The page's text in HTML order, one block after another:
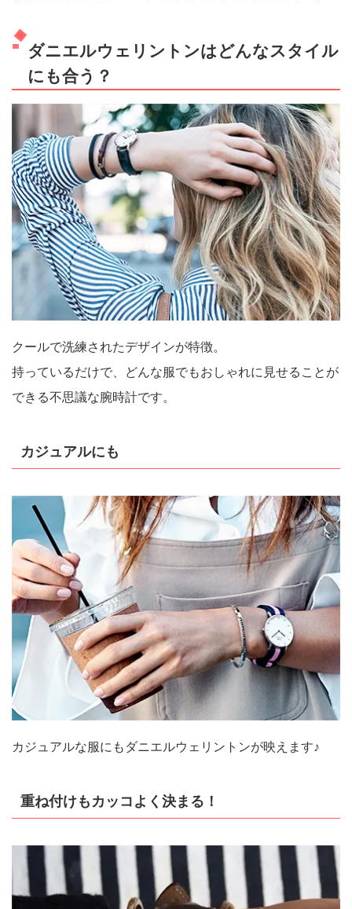
ダニエルウェリントンはどんなスタイル
にも合う？
クールで洗練されたデザインが特徴。
持っているだけで、どんな服でもおしゃれに見せることが
できる不思議な腕時計です。
カジュアルにも
カジュアルな服にもダニエルウェリントンが映えます♪
重ね付けもカッコよく決まる！